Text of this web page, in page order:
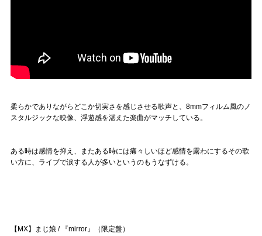
柔らかでありながらどこか切実さを感じさせる歌声と、8mmフィルム風のノ
スタルジックな映像、浮遊感を湛えた楽曲がマッチしている。
ある時は感情を抑え、またある時には痛々しいほど感情を露わにするその歌
い方に、ライブで涙する人が多いというのもうなずける。
【MX】まじ娘 / 『mirror』（限定盤）